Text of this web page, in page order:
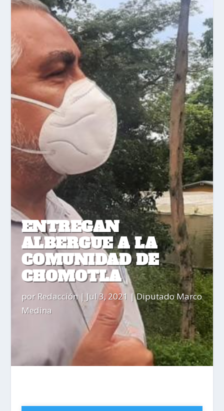
ENTREGAN
ALBERGUE A LA
COMUNIDAD DE
CHOMOTLA
porRedacción| Jul 3, 2021 |Diputado Marco
Medina